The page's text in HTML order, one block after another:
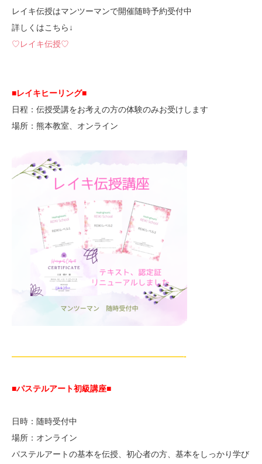
レイキ伝授はマンツーマンで開催随時予約受付中
詳しくはこちら↓
♡レイキ伝授♡
■レイキヒーリング■
日程：伝授受講をお考えの方の体験のみお受けします
場所：熊本教室、オンライン
—————————————————————-
■パステルアート初級講座■
日時：随時受付中
場所：オンライン
パステルアートの基本を伝授、初心者の方、基本をしっかり学び